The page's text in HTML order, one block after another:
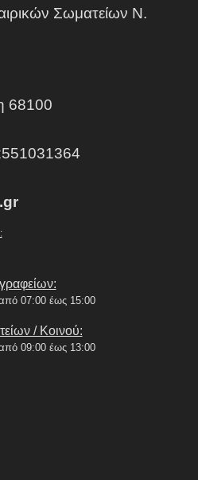
Σωματείων Ν.
68100
07:00 έως 15:00
/ Κοινού:
09:00 έως 13:00